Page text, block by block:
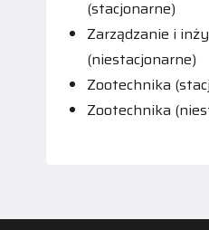
(stacjonarne)
Zarządzanie i
(niestacjonarne)
Zootechnika
Zootechnika